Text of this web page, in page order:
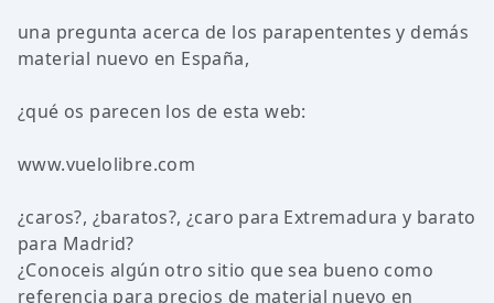
una pregunta acerca de los parapententes y demás
material nuevo en España,
¿qué os parecen los de esta web:
www.vuelolibre.com
¿caros?, ¿baratos?, ¿caro para Extremadura y barato
para Madrid?
¿Conoceis algún otro sitio que sea bueno como
referencia para precios de material nuevo en